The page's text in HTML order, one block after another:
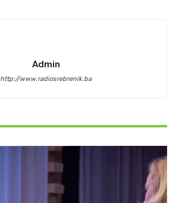
Admin
http://www.radiosrebrenik.ba